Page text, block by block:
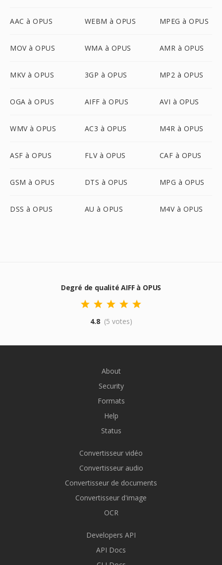
AAC à OPUS WEBM à OPUS MPEG à OPUS
MOV à OPUS WMA à OPUS AMR à OPUS
MKV à OPUS 3GP à OPUS MP2 à OPUS
OGA à OPUS AIFF à OPUS AVI à OPUS
WMV à OPUS AC3 à OPUS M4R à OPUS
ASF à OPUS FLV à OPUS CAF à OPUS
GSM à OPUS DTS à OPUS MPG à OPUS
DSS à OPUS AU à OPUS M4V à OPUS
Degré de qualité AIFF à OPUS
4.8 (5 votes)
About
Security
Formats
Help
Status
Convertisseur vidéo
Convertisseur audio
Convertisseur de documents
Convertisseur d'image
OCR
Developers API
API Docs